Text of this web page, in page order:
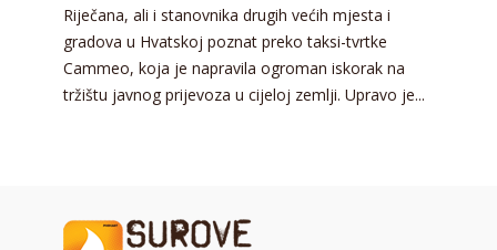
Riječana, ali i stanovnika drugih većih mjesta i
gradova u Hvatskoj poznat preko taksi-tvrtke
Cammeo, koja je napravila ogroman iskorak na
tržištu javnog prijevoza u cijeloj zemlji. Upravo je...